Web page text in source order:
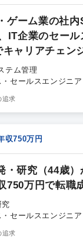
ゲーム業の社内
IT企業のセール
ャリアチェン
テム管理
セールスエンジニア
追求
収750万円
・研究（44歳）
750万円で転職
究
セールスエンジニア
追求